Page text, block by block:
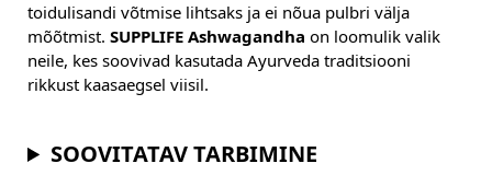
toidulisandi võtmise lihtsaks ja ei nõua pulbri välja
mõõtmist. SUPPLIFE Ashwagandha on loomulik valik
neile, kes soovivad kasutada Ayurveda traditsiooni
rikkust kaasaegsel viisil.
SOOVITATAV TARBIMINE